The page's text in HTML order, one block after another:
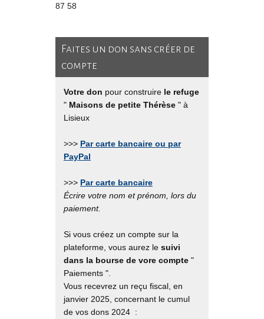
87 58
Faites un don sans créer de
compte
Votre don pour construire le refuge
" Maisons de petite Thérèse " à
Lisieux
>>> Par carte bancaire ou par
PayPal
>>> Par carte bancaire
Écrire votre nom et prénom, lors du
paiement.
Si vous créez un compte sur la
plateforme, vous aurez le suivi
dans la bourse de vore compte "
Paiements ".
Vous recevrez un reçu fiscal, en
janvier 2025, concernant le cumul
de vos dons 2024 :